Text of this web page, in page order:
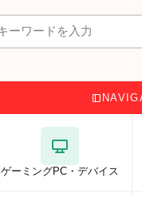
ゲーミングPC・デバイス